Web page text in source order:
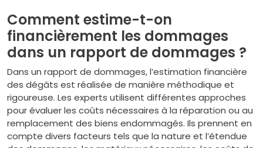
Comment estime-t-on
financièrement les dommages
dans un rapport de dommages ?
Dans un rapport de dommages, l’estimation financière
des dégâts est réalisée de manière méthodique et
rigoureuse. Les experts utilisent différentes approches
pour évaluer les coûts nécessaires à la réparation ou au
remplacement des biens endommagés. Ils prennent en
compte divers facteurs tels que la nature et l’étendue